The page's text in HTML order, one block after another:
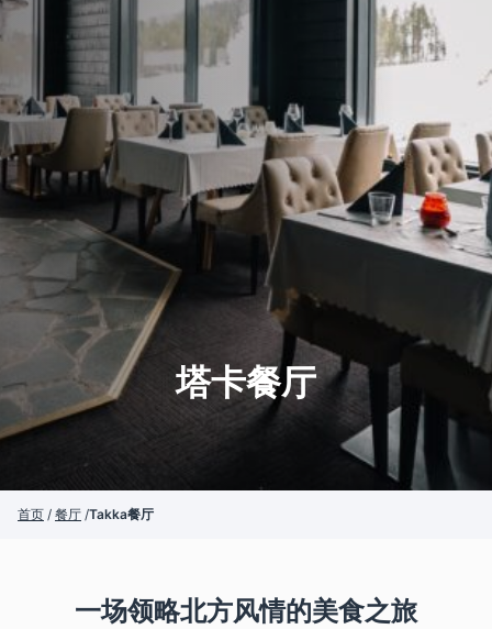
塔卡餐厅
首页 / 餐厅 /Takka餐厅
一场领略北方风情的美食之旅